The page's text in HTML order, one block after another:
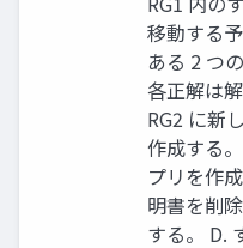
移動する
ある 2 つ
各正解は
RG2 に新
作成する
プリを作
明書を削
する。 D.